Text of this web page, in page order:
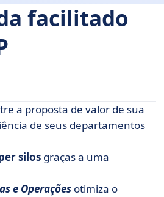
facilitado
garantir que ele seja
a proposta de valor de sua
de seus departamentos
silos graças a uma
e Operações otimiza o